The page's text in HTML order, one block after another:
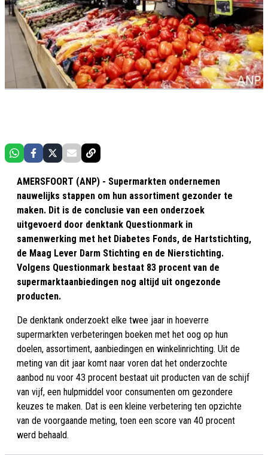
AMERSFOORT (ANP) - Supermarkten ondernemen
nauwelijks stappen om hun assortiment gezonder te
maken. Dit is de conclusie van een onderzoek
uitgevoerd door denktank Questionmark in
samenwerking met het Diabetes Fonds, de Hartstichting,
de Maag Lever Darm Stichting en de Nierstichting.
Volgens Questionmark bestaat 83 procent van de
supermarktaanbiedingen nog altijd uit ongezonde
producten.
De denktank onderzoekt elke twee jaar in hoeverre
supermarkten verbeteringen boeken met het oog op hun
doelen, assortiment, aanbiedingen en winkelinrichting. Uit de
meting van dit jaar komt naar voren dat het onderzochte
aanbod nu voor 43 procent bestaat uit producten van de schijf
van vijf, een hulpmiddel voor consumenten om gezondere
keuzes te maken. Dat is een kleine verbetering ten opzichte
van de voorgaande meting, toen een score van 40 procent
werd behaald.